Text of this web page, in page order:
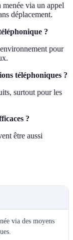
menée via un appel
déplacement.
?
pour
téléphoniques ?
surtout pour les
?
être aussi
via des moyens